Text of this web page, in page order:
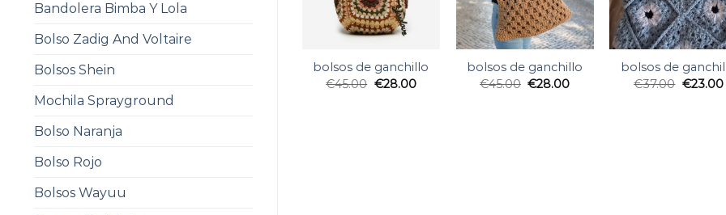
Bandolera Bimba Y Lola
Bolso Zadig And Voltaire
Bolsos Shein
Mochila Sprayground
Bolso Naranja
Bolso Rojo
Bolsos Wayuu
bolsos de ganchillo
€45.00 €28.00
bolsos de ganchillo
€45.00 €28.00
bolsos de
€37.00 €23.00